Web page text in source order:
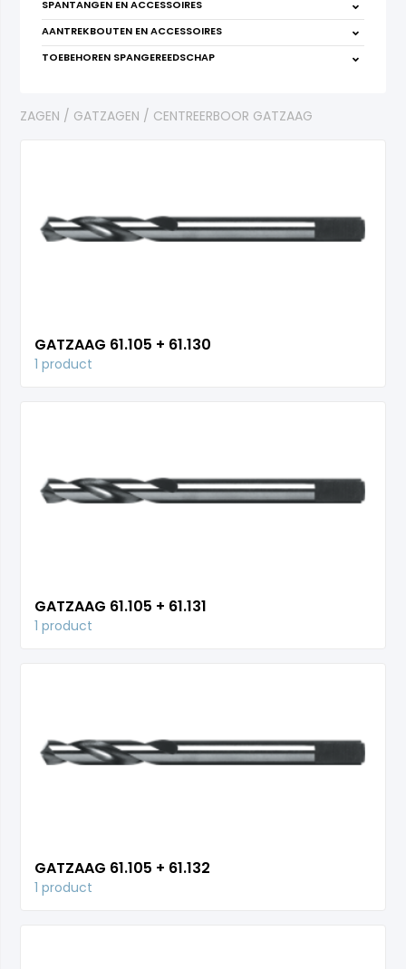
SPANTANGEN EN ACCESSOIRES
AANTREKBOUTEN EN ACCESSOIRES
TOEBEHOREN SPANGEREEDSCHAP
ZAGEN GATZAGEN CENTREERBOOR GATZAAG
GATZAAG 61.105 + 61.130
1 product
GATZAAG 61.105 + 61.131
1 product
GATZAAG 61.105 + 61.132
1 product